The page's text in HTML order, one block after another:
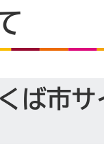
ば市